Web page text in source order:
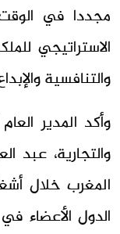
مجددا في
الاستراتيجي
والتنافسية
وأكد المدير
والتجارية، عبد
المغرب خلال
الدول الأعضاء